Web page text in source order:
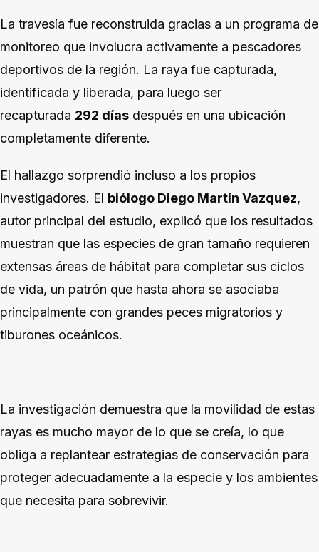
La travesía fue reconstruida gracias a un programa de
monitoreo que involucra activamente a pescadores
deportivos de la región. La raya fue capturada,
identificada y liberada, para luego ser
recapturada 292 días después en una ubicación
completamente diferente.
El hallazgo sorprendió incluso a los propios
investigadores. El biólogo Diego Martín Vazquez,
autor principal del estudio, explicó que los resultados
muestran que las especies de gran tamaño requieren
extensas áreas de hábitat para completar sus ciclos
de vida, un patrón que hasta ahora se asociaba
principalmente con grandes peces migratorios y
tiburones oceánicos.
La investigación demuestra que la movilidad de estas
rayas es mucho mayor de lo que se creía, lo que
obliga a replantear estrategias de conservación para
proteger adecuadamente a la especie y los ambientes
que necesita para sobrevivir.